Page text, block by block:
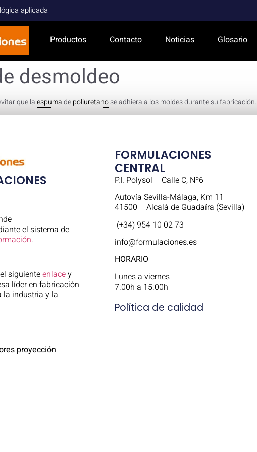
aplicada
Productos Contacto Noticias Glosario
desmoldeo
que laespumadepoliuretanose adhiera a los moldes durante su fabricación.
el sistema de
.
siguienteenlacey
líder en fabricación
la industria y la
proyección
FORMULACIONES
CENTRAL
P.I. Polysol – Calle C, Nº6
Autovía Sevilla-Málaga, Km 11
41500 – Alcalá de Guadaíra (Sevilla)
(+34) 954 10 02 73
info@formulaciones.es
HORARIO
Lunes a viernes
7:00h a 15:00h
Política de calidad